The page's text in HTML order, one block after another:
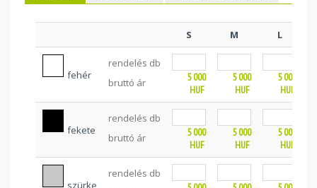
S M L
fehér
rendelés db
bruttó ár
5 000
HUF
5 000
HUF
5 000
HUF
fekete
rendelés db
bruttó ár
5 000
HUF
5 000
HUF
5 000
HUF
szürke
rendelés db